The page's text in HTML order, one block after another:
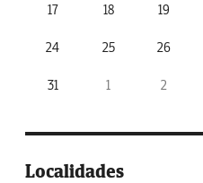
17 18 19
24 25 26
31 1 2
Localidades